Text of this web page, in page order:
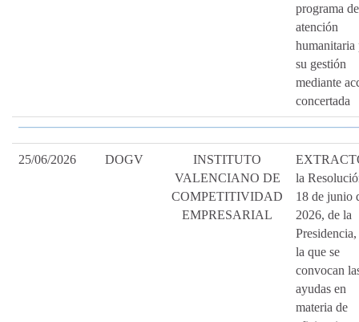
programa de
atención
humanitaria
su gestión
mediante
concertada
25/06/2026 DOGV
INSTITUTO
VALENCIANO DE
COMPETITIVIDAD
EMPRESARIAL
la
18 de junio
2026, de la
la que se
convocan
ayudas en
materia de